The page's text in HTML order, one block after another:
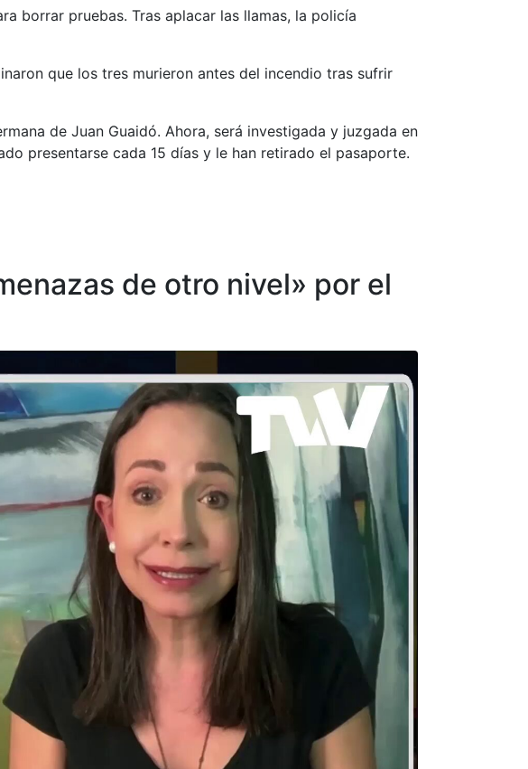
borrar pruebas. Tras aplacar las llamas, la policía
que los tres murieron antes del incendio tras sufrir
de Juan Guaidó. Ahora, será investigada y juzgada en
presentarse cada 15 días y le han retirado el pasaporte.
de otro nivel» por el